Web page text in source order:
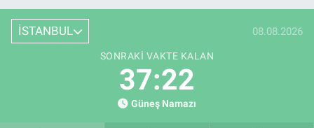
İSTANBUL 08.08.2026
SONRAKI VAKTE KALAN
37:21
Güneş Namazı